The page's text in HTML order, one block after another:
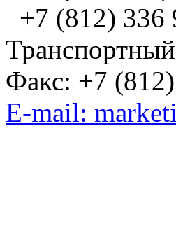
+7 (812) 336
Факс: +7
E-mail: